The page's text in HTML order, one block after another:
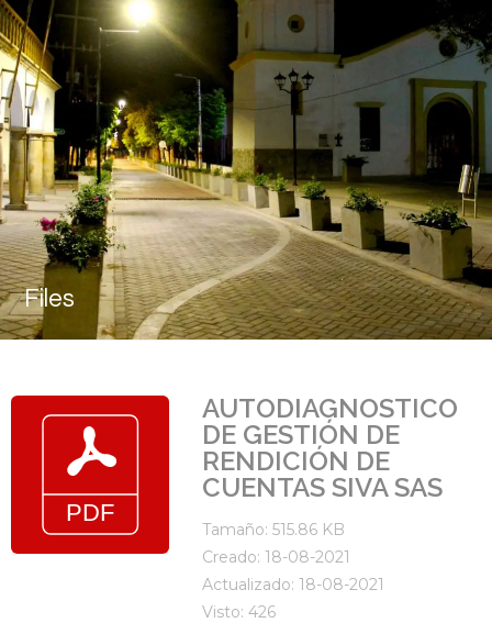
Files
AUTODIAGNOSTICO
DE GESTIÓN DE
RENDICIÓN DE
CUENTAS SIVA SAS
Tamaño: 515.86 KB
Creado: 18-08-2021
Actualizado: 18-08-2021
Visto: 426